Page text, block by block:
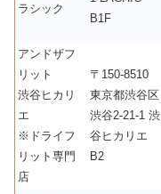
ラシック
B1F
アンドザフ
リット
渋谷ヒカリ
エ
※ドライフ
リット専門
店
〒150-8510
東京都渋谷区
渋谷2-21-1 渋
谷ヒカリエ
B2